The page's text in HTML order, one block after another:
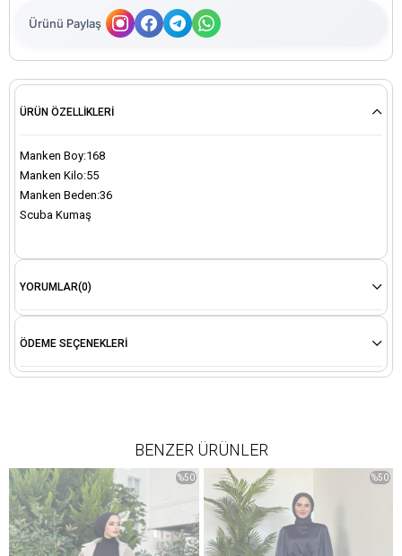
Ürünü Paylaş
ÜRÜN ÖZELLIKLERI
Manken Boy:168
Manken Kilo:55
Manken Beden:36
Scuba Kumaş
YORUMLAR(0)
ÖDEME SEÇENEKLERI
BENZER ÜRÜNLER
%50 %50